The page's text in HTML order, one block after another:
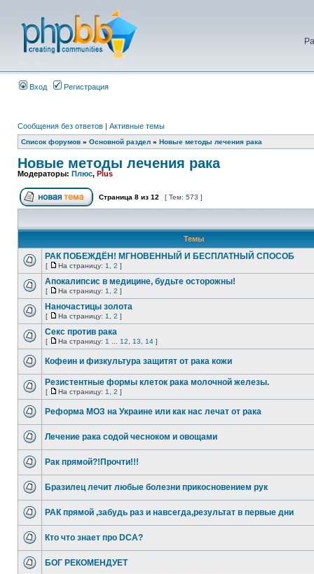
Вход Регистрация
Сообщения без ответов | Активные темы
Список форумов » Основной раздел » Новые методы лечения рака
Новые методы лечения рака
Модераторы: Плюс, Plus
Страница 8 из 12 [ Тем: 573 ]
Темы
РАК ПОБЕЖДЁН! МГНОВЕННЫЙ И БЕСПЛАТНЫЙ СПОСОБ
[ На страницу: 1 2 ]
Апокалипсис в медицине, будьте осторожны!
[ На страницу: 1 2 ]
Наночастицы золота
[ На страницу: 1 2 ]
Секс против рака
[ На страницу: 1 12 13 14 ]
Кофеин и физкультура защитят от рака кожи
Резистентные формы клеток рака молочной железы.
[ На страницу: 1 2 ]
Реформа МОЗ на Украине или как нас лечат от рака
Лечение рака содой чесноком и овощами
Рак прямой?!Прочти!!!
Бразилец лечит любые болезни прикосновением рук
РАК прямой ,забудь раз и навсегда,результат в первые дни
Кто что знает про DCA?
БОГ РЕКОМЕНДУЕТ